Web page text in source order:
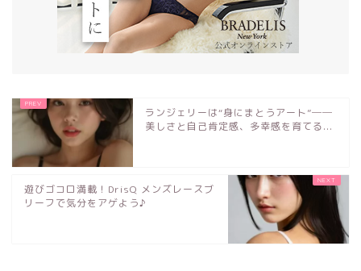
ランジェリーは“身にまとうアート”──
美しさと自己肯定感、多幸感を育てる...
遊びゴコロ満載！DrisQ メンズレースブ
リーフで気分をアゲよう♪